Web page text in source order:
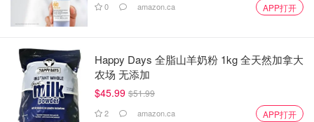
0 amazon.ca APP打开
Happy Days 全脂山羊奶粉 1kg 全天然加拿大
农场 无添加
$45.99 $51.99
2 amazon.ca APP打开